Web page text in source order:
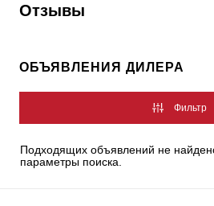
Отзывы
ОБЪЯВЛЕНИЯ ДИЛЕРА
Фильтр
Подходящих объявлений не
параметры поиска.